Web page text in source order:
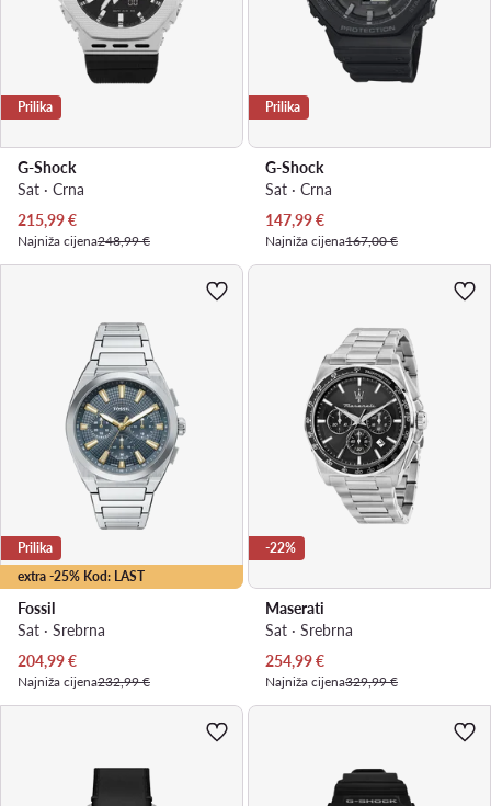
Prilika
G-Shock
Sat · Crna
Trenutna cijena
215,99€
Najniža cijena248,99 €
Prilika
G-Shock
Sat · Crna
Trenutna cijena
147,99€
Najniža cijena167,00 €
extra -25% Kod: LAST
Prilika
Fossil
Sat · Srebrna
Trenutna cijena
204,99€
Najniža cijena232,99 €
-22%
Maserati
Sat · Srebrna
Trenutna cijena
254,99€
Najniža cijena329,99 €